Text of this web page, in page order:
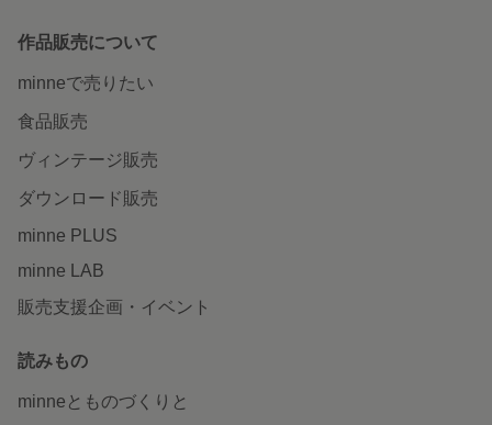
作品販売について
minneで売りたい
食品販売
ヴィンテージ販売
ダウンロード販売
minne PLUS
minne LAB
販売支援企画・イベント
読みもの
minneとものづくりと